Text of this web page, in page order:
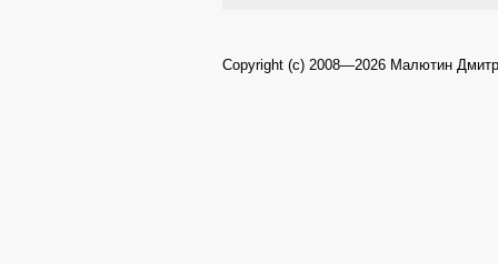
Copyright (c) 2008—2026 Малютин